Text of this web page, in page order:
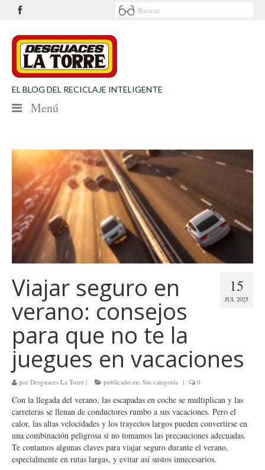
EL BLOG DEL RECICLAJE INTELIGENTE
Menú
SEGURIDAD VIAL
MEDIO AMBIENTE
PATROCINIOS
CONTACTO
Desguaces La Torre
15
JUL 2025
Viajar seguro en
verano: consejos
para que no te la
juegues en vacaciones
por Desguaces La Torre | publicado en: Sin categoría | 0
Con la llegada del verano, las escapadas en coche se multiplican y las
carreteras se llenan de conductores rumbo a sus vacaciones. Pero el
calor, las altas velocidades y los trayectos largos pueden convertirse en
una combinación peligrosa si no tomamos las precauciones adecuadas.
Te contamos algunas claves para viajar seguro durante el verano,
especialmente en rutas largas, y evitar así sustos innecesarios.